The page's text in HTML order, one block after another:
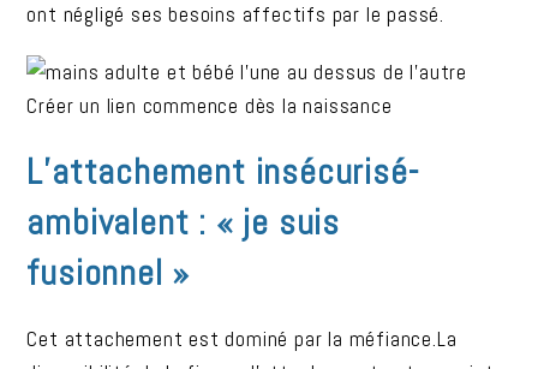
ont négligé ses besoins affectifs par le passé.
Créer un lien commence dès la naissance
L’attachement insécurisé-
ambivalent : « je suis
fusionnel »
Cet attachement est dominé par la méfiance.La